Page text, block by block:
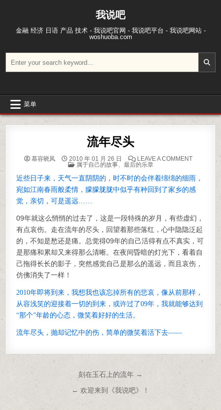
我说吧
金融 经济 日语 产品 技术 - 我说吧官网 - 我说吧平台 - 我说吧网站 -
woshuoba.com
菜单
流年尽头
慕容晓凤 2010 年 01 月 26 日 LEAVE A COMMENTON 流年尽
POSTED IN
属于自己的故事、 最后的乐章
近些日子来，天气一直阴阴的，时不时的会伴着绵绵的细雨，
宛如江南春雨般柔情，朦朦胧胧中似乎有种回到了家乡的感
觉，亲切，可是遥远……
09年就这么悄悄的过去了，这是一段特殊的岁月，有些虚幻，
有点哀伤。走在流年的尽头，回望着那些落红，心中隐隐泛起
的，不知是愁还是痛。总觉得09年的自己活得有点不真实，可
是那痛和累却又来得那么清晰。在夜间昏暗的灯光下，看着自
己拖得长长的影子，突然感觉自己是那么的遥远，而且哀伤，
仿佛消失了一样！
2010年即将到来，我想我也该忘掉所有的悲哀，像从前那样，
从容浅笑的迎接着一切的到来，或许过了09年，我就能够达到
“那个”年龄的心态，微笑着好好的生活。
流年尽头，抛却记忆中的伤，简单的微笑着活下去——
文章导航
刻在玉石上的流年 →
← 欢迎来到《我说吧》！